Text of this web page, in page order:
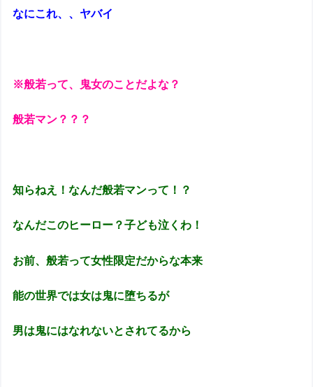
なにこれ、、ヤバイ
※般若って、鬼女のことだよな？
般若マン？？？
知らねえ！なんだ般若マンって！？
なんだこのヒーロー？子ども泣くわ！
お前、般若って女性限定だからな本来
能の世界では女は鬼に堕ちるが
男は鬼にはなれないとされてるから